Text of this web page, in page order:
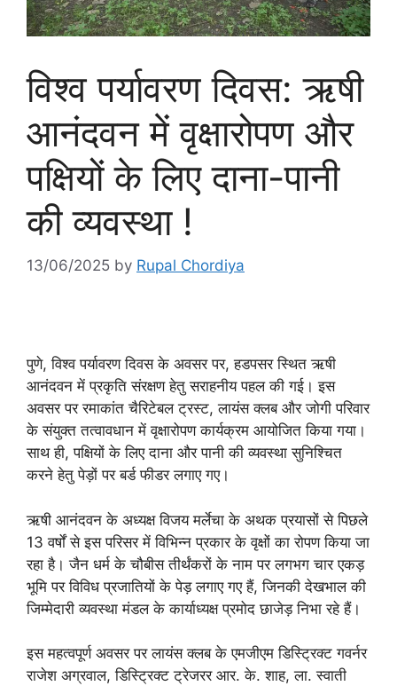
विश्व पर्यावरण दिवस: ऋषी
आनंदवन में वृक्षारोपण और
पक्षियों के लिए दाना-पानी
की व्यवस्था !
13/06/2025 by Rupal Chordiya
पुणे, विश्व पर्यावरण दिवस के अवसर पर, हडपसर स्थित ऋषी
आनंदवन में प्रकृति संरक्षण हेतु सराहनीय पहल की गई। इस
अवसर पर रमाकांत चैरिटेबल ट्रस्ट, लायंस क्लब और जोगी परिवार
के संयुक्त तत्वावधान में वृक्षारोपण कार्यक्रम आयोजित किया गया।
साथ ही, पक्षियों के लिए दाना और पानी की व्यवस्था सुनिश्चित
करने हेतु पेड़ों पर बर्ड फीडर लगाए गए।
ऋषी आनंदवन के अध्यक्ष विजय मर्लेचा के अथक प्रयासों से पिछले
13 वर्षों से इस परिसर में विभिन्न प्रकार के वृक्षों का रोपण किया जा
रहा है। जैन धर्म के चौबीस तीर्थंकरों के नाम पर लगभग चार एकड़
भूमि पर विविध प्रजातियों के पेड़ लगाए गए हैं, जिनकी देखभाल की
जिम्मेदारी व्यवस्था मंडल के कार्याध्यक्ष प्रमोद छाजेड़ निभा रहे हैं।
इस महत्वपूर्ण अवसर पर लायंस क्लब के एमजीएम डिस्ट्रिक्ट गवर्नर
राजेश अग्रवाल, डिस्ट्रिक्ट ट्रेजरर आर. के. शाह, ला. स्वाती